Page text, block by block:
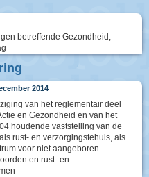
betreffende Gezondheid,
2014
van het reglementair deel
en Gezondheid en van het
houdende vaststelling van de
rust- en verzorgingstehuis, als
voor niet aangeboren
en rust- en